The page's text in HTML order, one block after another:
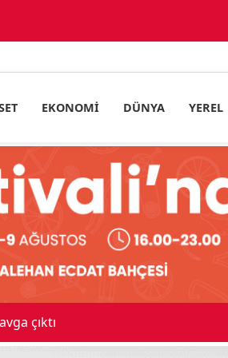
EKONOMI DÜNYA YEREL
çıktı